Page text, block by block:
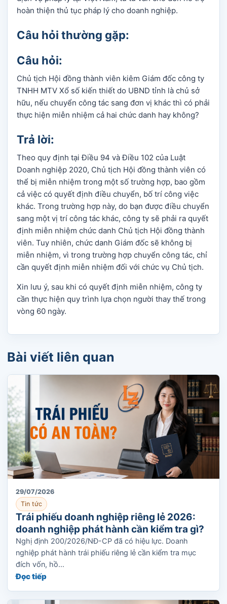
hoàn thiện thủ tục pháp lý cho doanh nghiệp.
Câu hỏi thường gặp:
Câu hỏi:
Chủ tịch Hội đồng thành viên kiêm Giám đốc công ty
TNHH MTV Xổ số kiến thiết do UBND tỉnh là chủ sở
hữu, nếu chuyển công tác sang đơn vị khác thì có phải
thực hiện miễn nhiệm cả hai chức danh hay không?
Trả lời:
Theo quy định tại Điều 94 và Điều 102 của Luật
Doanh nghiệp 2020, Chủ tịch Hội đồng thành viên có
thể bị miễn nhiệm trong một số trường hợp, bao gồm
cả việc có quyết định điều chuyển, bố trí công việc
khác. Trong trường hợp này, do bạn được điều chuyển
sang một vị trí công tác khác, công ty sẽ phải ra quyết
định miễn nhiệm chức danh Chủ tịch Hội đồng thành
viên. Tuy nhiên, chức danh Giám đốc sẽ không bị
miễn nhiệm, vì trong trường hợp chuyển công tác, chỉ
cần quyết định miễn nhiệm đối với chức vụ Chủ tịch.
Xin lưu ý, sau khi có quyết định miễn nhiệm, công ty
cần thực hiện quy trình lựa chọn người thay thế trong
vòng 60 ngày.
Bài viết liên quan
29/07/2026
Tin tức
Trái phiếu doanh nghiệp riêng lẻ 2026:
doanh nghiệp phát hành cần kiểm tra gì?
Nghị định 200/2026/NĐ-CP đã có hiệu lực. Doanh
nghiệp phát hành trái phiếu riêng lẻ cần kiểm tra mục
đích vốn, hồ...
Đọc tiếp